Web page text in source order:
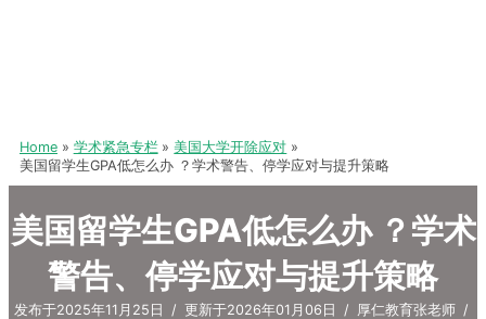
Home 学术紧急专栏
美国大学开除应对
美国留学生GPA低怎么办 ？学术警告、停学应对与提升策略
美国留学生GPA低怎么办 ？学术
警告、停学应对与提升策略
发布于2025年11月25日 / 更新于2026年01月06日 / 厚仁教育张老师 /